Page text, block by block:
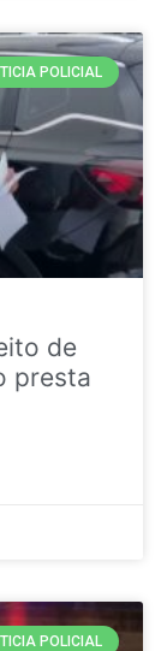
POLICIAL
de
presta
POLICIAL